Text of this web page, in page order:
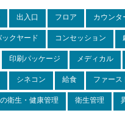
出入口 フロア カウンタ
ックヤード コンセッション
印刷パッケージ メディカル
シネコン 給食 ファース
衛生・健康管理 衛生管理